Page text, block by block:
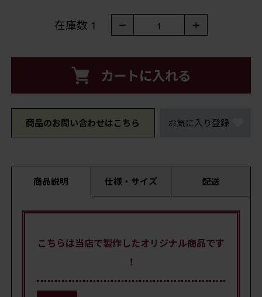
在庫数 1 － 1 ＋
カートに入れる
商品のお問い合わせはこちら お気に入り登録
商品説明 仕様・サイズ 配送
こちらは当店で製作したオリジナル商品です
!